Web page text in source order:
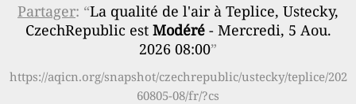
Partager: “La qualité de l'air à Teplice, Ustecky,
CzechRepublic est Modéré- Mercredi, 5 Aou.
2026 08:00”
https://aqicn.org/snapshot/czechrepublic/ustecky/teplice/202
60805-08/fr/?cs